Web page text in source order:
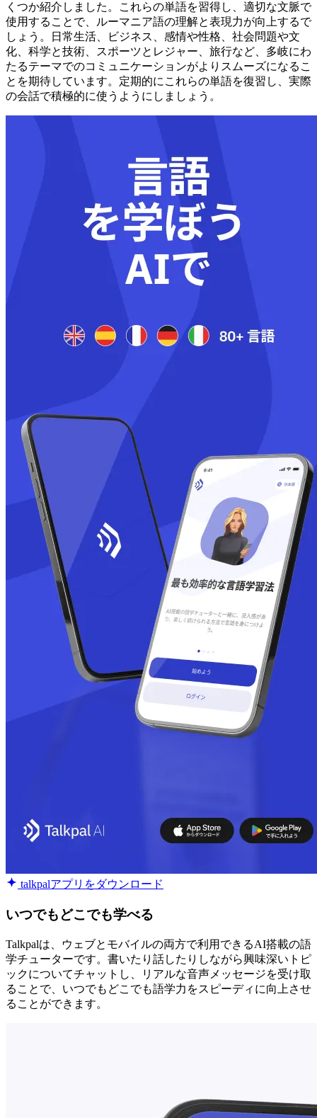
くつか紹介しました。これらの単語を習得し、適切な文脈で
使用することで、ルーマニア語の理解と表現力が向上するで
しょう。日常生活、ビジネス、感情や性格、社会問題や文
化、科学と技術、スポーツとレジャー、旅行など、多岐にわ
たるテーマでのコミュニケーションがよりスムーズになるこ
とを期待しています。定期的にこれらの単語を復習し、実際
の会話で積極的に使うようにしましょう。
talkpalアプリをダウンロード
いつでもどこでも学べる
Talkpalは、ウェブとモバイルの両方で利用できるAI搭載の語
学チューターです。書いたり話したりしながら興味深いトピ
ックについてチャットし、リアルな音声メッセージを受け取
ることで、いつでもどこでも語学力をスピーディに向上させ
ることができます。